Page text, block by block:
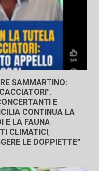
SAMMARTINO:
E
CONTINUA LA
E LA FAUNA
CLIMATICI,
LE DOPPIETTE”